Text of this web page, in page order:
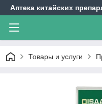
Аптека китайских
Товары и услуги